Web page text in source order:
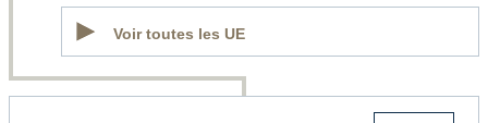
Voir toutes les UE